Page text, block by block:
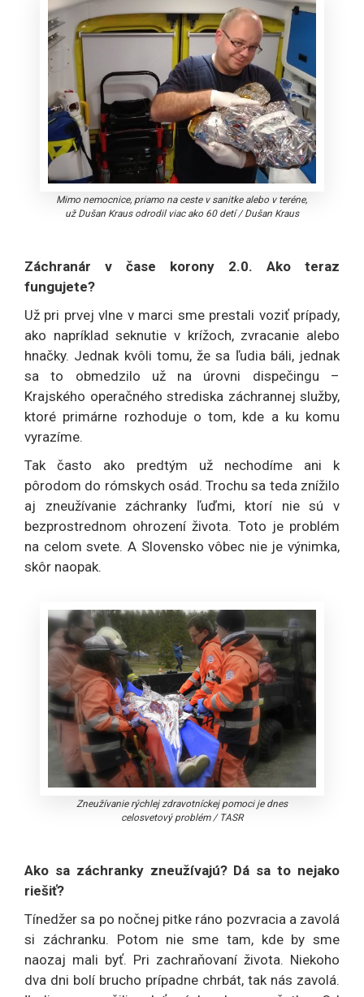
Mimo nemocnice, priamo na ceste v sanitke alebo v teréne,
už Dušan Kraus odrodil viac ako 60 detí/Dušan Kraus
Záchranár v čase korony 2.0. Ako teraz
fungujete?
Už pri prvej vlne v marci sme prestali voziť prípady,
ako napríklad seknutie v krížoch, zvracanie alebo
hnačky. Jednak kvôli tomu, že sa ľudia báli, jednak
sa to obmedzilo už na úrovni dispečingu –
Krajského operačného strediska záchrannej služby,
ktoré primárne rozhoduje o tom, kde a ku komu
vyrazíme.
Tak často ako predtým už nechodíme ani k
pôrodom do rómskych osád. Trochu sa teda znížilo
aj zneužívanie záchranky ľuďmi, ktorí nie sú v
bezprostrednom ohrození života. Toto je problém
na celom svete. A Slovensko vôbec nie je výnimka,
skôr naopak.
Zneužívanie rýchlej zdravotníckej pomoci je dnes
celosvetový problém/ TASR
Ako sa záchranky zneužívajú? Dá sa to nejako
riešiť?
Tínedžer sa po nočnej pitke ráno pozvracia a zavolá
si záchranku. Potom nie sme tam, kde by sme
naozaj mali byť. Pri zachraňovaní života. Niekoho
dva dni bolí brucho prípadne chrbát, tak nás zavolá.